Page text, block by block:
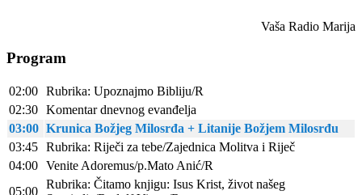
Vaša Radio Marija
Program
02:00 Rubrika: Upoznajmo Bibliju/R
02:30 Komentar dnevnog evanđelja
03:00 Krunica Božjeg Milosrđa + Litanije Božjem Milosrđu
03:45 Rubrika: Riječi za tebe/Zajednica Molitva i Riječ
04:00 Venite Adoremus/p.Mato Anić/R
05:00
Rubrika: Čitamo knjigu: Isus Krist, život našeg